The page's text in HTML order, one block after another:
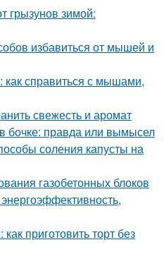
грызунов зимой:
избавиться от мышей и
как справиться с мышами,
свежесть и аромат
бочке: правда или вымысел
соления капусты на
газобетонных блоков
приготовить торт без